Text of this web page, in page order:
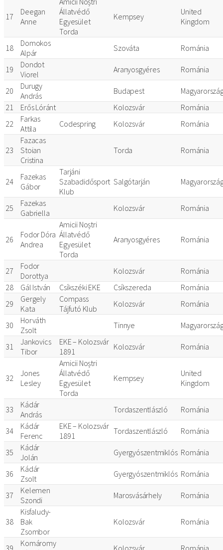
17
Deegan
Anne
Állatvédő
Egyesület
Torda
Kempsey
United
Kingdom
18
Domokos
Alpár
Szováta Románia
19
Dondot
Viorel
Aranyosgyéres Románia
20
Durugy
András
Budapest
21
Erős Lóránt Kolozsvár
Románia
22
Farkas
Attila
Codespring Kolozsvár Románia
23
Fazacas
Stoian
Cristina
Torda Románia
24
Fazekas
Gábor
Tarjáni
Szabadidősport
Klub
Salgótarján
25
Fazekas
Gabriella
Kolozsvár Románia
26
Fodor Dóra
Andrea
Amicii Noștri
Állatvédő
Egyesület
Torda
Aranyosgyéres Románia
27
Fodor
Dorottya
Kolozsvár
Románia
28
Gál István Csíkszéki EKE Csíkszereda
Románia
29
Gergely
Kata
Compass
Tájfutó Klub
Kolozsvár Románia
30
Horváth
Zsolt
Tinnye
31
Jankovics
Tibor
EKE – Kolozsvár
1891
Kolozsvár Románia
32
Jones
Lesley
Amicii Noștri
Állatvédő
Egyesület
Torda
Kempsey
United
Kingdom
33
Kádár
András
Tordaszentlászló Románia
34
Kádár
Ferenc
EKE – Kolozsvár
1891
Tordaszentlászló Románia
35
Kádár
Jolán
Gyergyószentmiklós Románia
36
Kádár
Zsolt
Gyergyószentmiklós Románia
37
Kelemen
Szondi
Marosvásárhely Románia
38
Kisfaludy-
Bak
Zsombor
Kolozsvár Románia
39
Komáromy
Kolozsvár Románia